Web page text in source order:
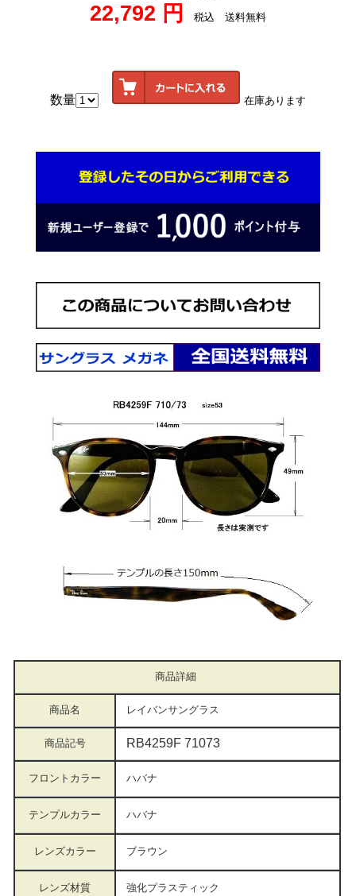
22,792 円 税込 送料無料
数量 在庫あります
商品詳細
商品名 レイバンサングラス
商品記号 RB4259F 71073
フロントカラー ハバナ
テンプルカラー ハバナ
レンズカラー ブラウン
レンズ材質 強化プラスティック